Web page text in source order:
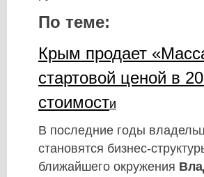
По теме:
Крым продает
стартовой ценой в
стоимости
В последние годы
становятся бизнес-
ближайшего окружения